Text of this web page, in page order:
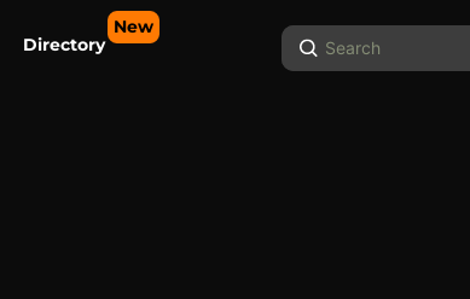
Directory
New
Search
...